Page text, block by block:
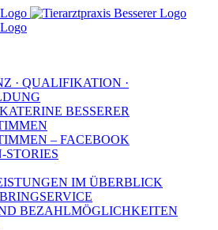
· QUALIFIKATION ·
BESSERER
– FACEBOOK
STORIES
IM ÜBERBLICK
BEZAHLMÖGLICHKEITEN